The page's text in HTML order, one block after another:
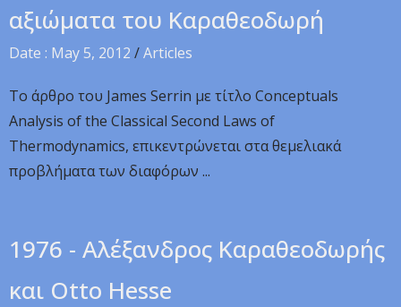
αξιώματα του Καραθεοδωρή
Date : May 5, 2012 /Articles
Το άρθρο του James Serrin με τίτλο Conceptuals
Analysis of the Classical Second Laws of
Thermodynamics, επικεντρώνεται στα θεμελιακά
προβλήματα των διαφόρων ...
1976 - Αλέξανδρος Καραθεοδωρής
και Otto Hesse